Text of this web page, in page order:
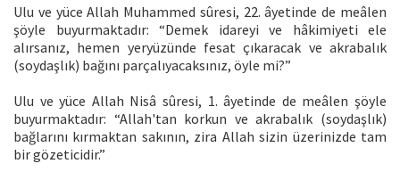
Ulu ve yüce Allah Muhammed sûresi, 22. âyetinde de meâlen
şöyle buyurmaktadır: “Demek idareyi ve hâkimiyeti ele
alırsanız, hemen yeryüzünde fesat çıkaracak ve akrabalık
(soydaşlık) bağını parçalıyacaksınız, öyle mi?”
Ulu ve yüce Allah Nisâ sûresi, 1. âyetinde de meâlen şöyle
buyurmaktadır: “Allah'tan korkun ve akrabalık (soydaşlık)
bağlarını kırmaktan sakının, zira Allah sizin üzerinizde tam
bir gözeticidir.”